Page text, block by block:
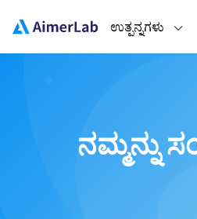
ಉತ್ಪನ್ನಗಳು
ನಮ್ಮನ್ನು